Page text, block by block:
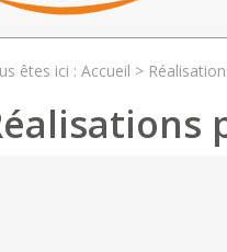
êtes ici : Accueil >